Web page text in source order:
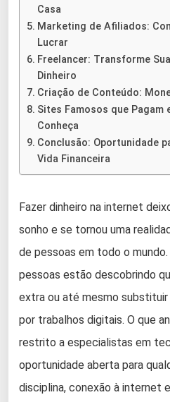
Casa
Marketing de Afiliados:
Lucrar
Freelancer: Transforme
Dinheiro
Criação de Conteúdo:
Sites Famosos que Pagam
Conheça
Conclusão: Oportunidade
Vida Financeira
Fazer dinheiro na internet
sonho e se tornou uma
de pessoas em todo o
pessoas estão descobrindo
extra ou até mesmo
por trabalhos digitais. O que
restrito a especialistas em
oportunidade aberta para
disciplina, conexão à internet